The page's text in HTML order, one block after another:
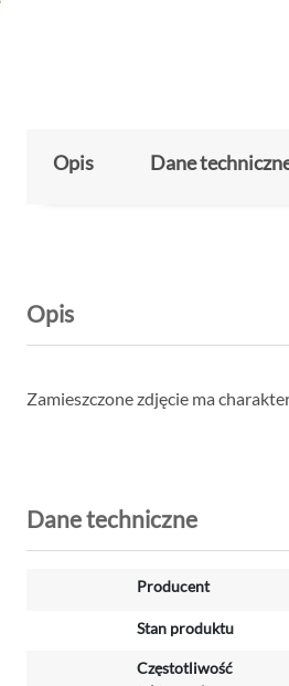
Opis Dane
Opis
Zamieszczone zdjęcie ma
Dane techniczne
Producent
Stan produktu
Częstotliwość